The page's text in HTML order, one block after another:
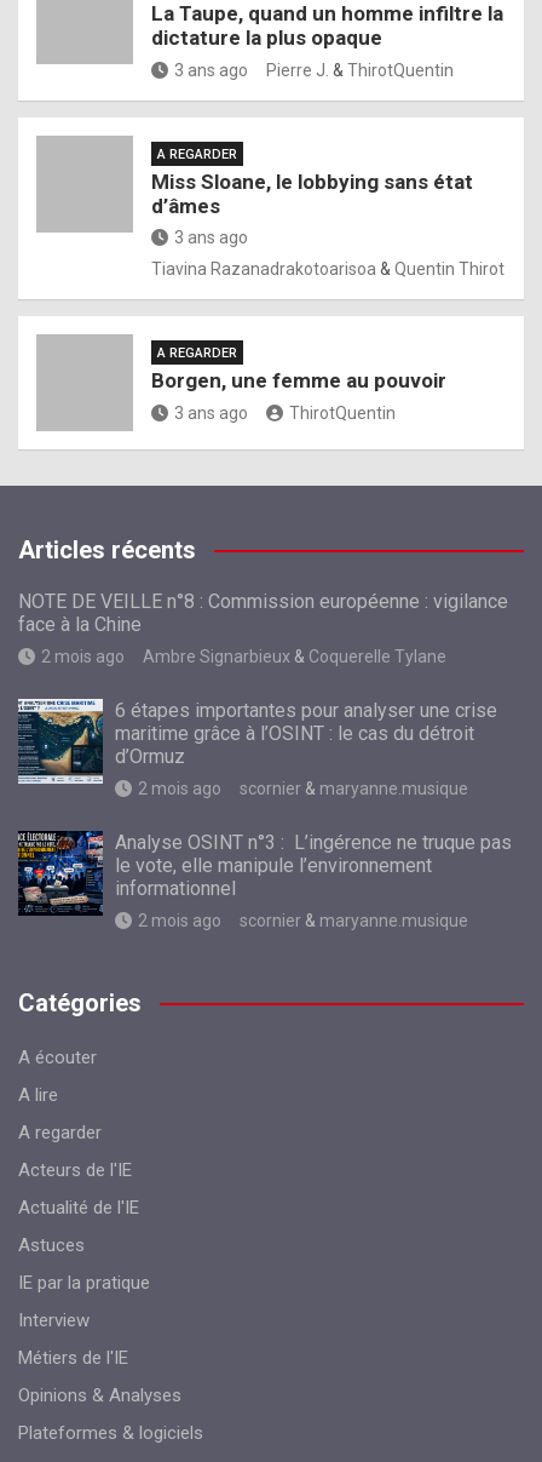
La Taupe, quand un homme infiltre la
dictature la plus opaque
3 ans ago Pierre J. & ThirotQuentin
A REGARDER
Miss Sloane, le lobbying sans état
d’âmes
3 ans ago
Tiavina Razanadrakotoarisoa & Quentin Thirot
A REGARDER
Borgen, une femme au pouvoir
3 ans ago ThirotQuentin
Articles récents
NOTE DE VEILLE n°8 : Commission européenne : vigilance
face à la Chine
2 mois ago Ambre Signarbieux & Coquerelle Tylane
6 étapes importantes pour analyser une crise
maritime grâce à l’OSINT : le cas du détroit
d’Ormuz
2 mois ago scornier & maryanne.musique
Analyse OSINT n°3 : L’ingérence ne truque pas
le vote, elle manipule l’environnement
informationnel
2 mois ago scornier & maryanne.musique
Catégories
A écouter
A lire
A regarder
Acteurs de l'IE
Actualité de l'IE
Astuces
IE par la pratique
Interview
Métiers de l'IE
Opinions & Analyses
Plateformes & logiciels